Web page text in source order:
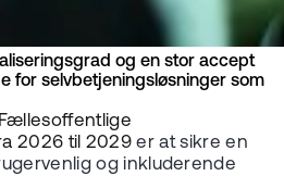
og en stor accept
for selvbetjeningsløsninger som
2026 til 2029 er at sikre en
og inkluderende